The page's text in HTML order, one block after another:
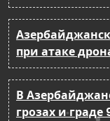
при атаке
В
грозах и граде